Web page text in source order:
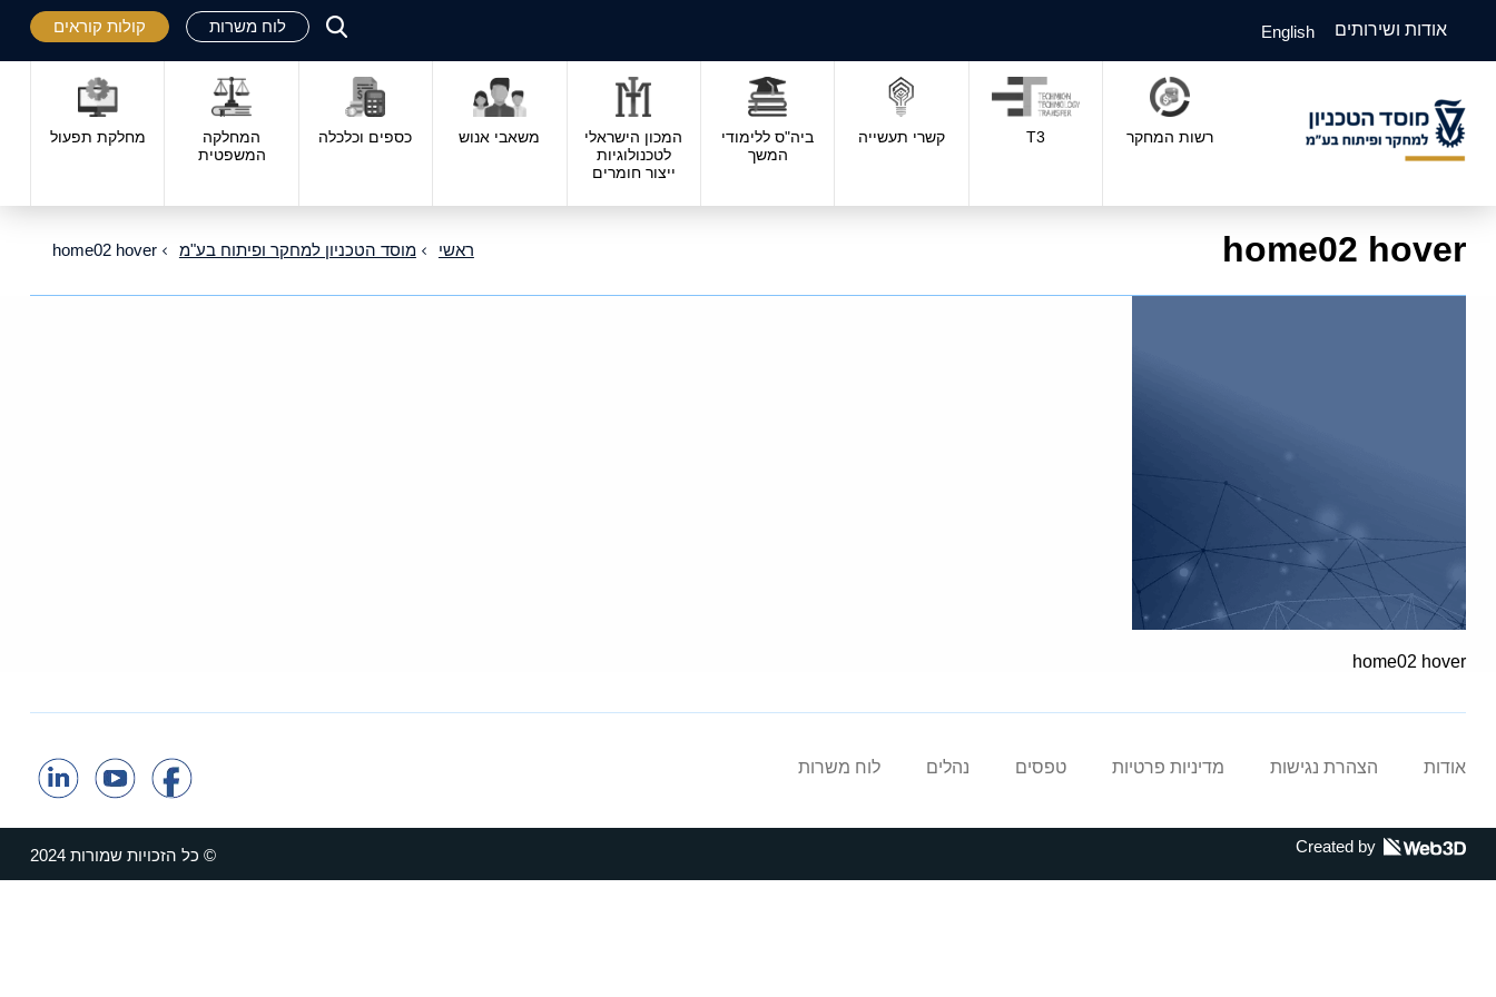
אודות ושירותים English פתח
סגור לוח משרות קולות קוראים
רשות המחקר T3 קשרי תעשייה
ביה"ס ללימודי
המשך
המכון הישראלי
לטכנולוגיות
ייצור חומרים
משאבי אנוש כספים וכלכלה
המחלקה
המשפטית
מחלקת תפעול
home02 hover ראשי מוסד הטכניון למחקר ופיתוח בע"מ home02 hover
home02 hover
אודות הצהרת נגישות מדיניות פרטיות טפסים נהלים לוח משרות
Created by © כל הזכויות שמורות 2024